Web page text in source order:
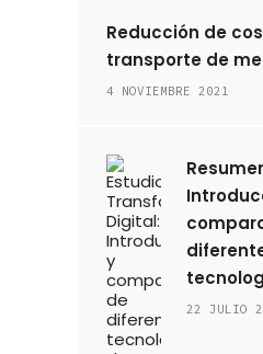
Reducción de
transporte de
4 NOVIEMBRE 2021
22 JULIO